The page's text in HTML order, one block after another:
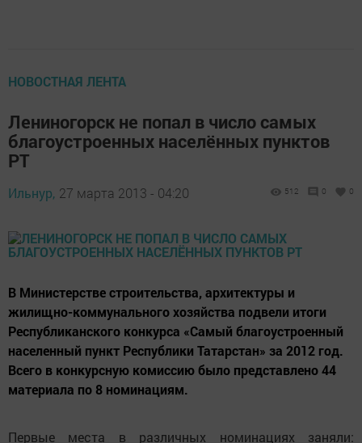
НОВОСТНАЯ ЛЕНТА
Лениногорск не попал в число самых
благоустроенных населённых пунктов
РТ
Ильнур, 27 марта 2013 - 04:20 512 0 0
В Министерстве строительства, архитектуры и
жилищно-коммунального хозяйства подвели итоги
Республиканского конкурса «Самый благоустроенный
населенный пункт Республики Татарстан» за 2012 год.
Всего в конкурсную комиссию было представлено 44
материала по 8 номинациям.
Первые места в различных номинациях заняли: